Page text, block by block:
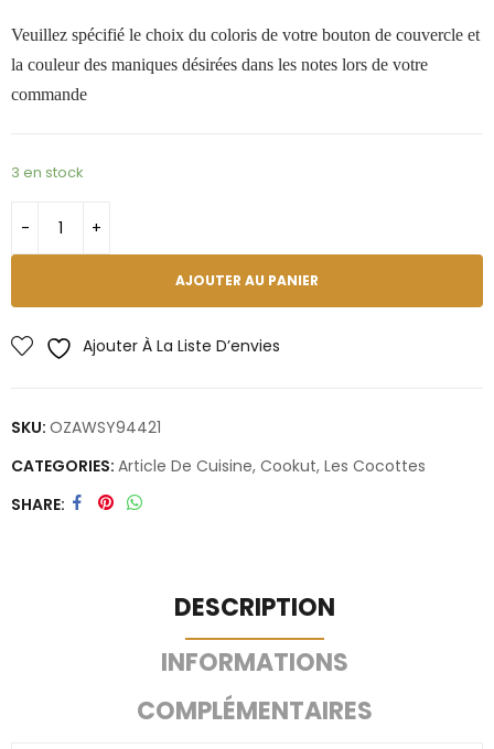
Veuillez spécifié le choix du coloris de votre bouton de couvercle et
la couleur des maniques désirées dans les notes lors de votre
commande
3 en stock
AJOUTER AU PANIER
Ajouter À La Liste D’envies
SKU: OZAWSY94421
CATEGORIES: Article De Cuisine, Cookut, Les Cocottes
SHARE
DESCRIPTION
INFORMATIONS
COMPLÉMENTAIRES